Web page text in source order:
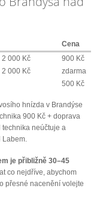
Cena
2 000 Kč
900 Kč
2 000 Kč
zdarma
500 Kč
hnízda v Brandýse
900 Kč + doprava
technika neúčtuje a
Labem.
je přibližně 30–45
co nejdříve, abychom
přesné nacenění volejte